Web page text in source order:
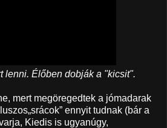
lenni. Élőben dobják a "kicsit".
mert megöregedtek a jómadarak
ennyit tudnak (bár a
Kiedis is ugyanúgy,